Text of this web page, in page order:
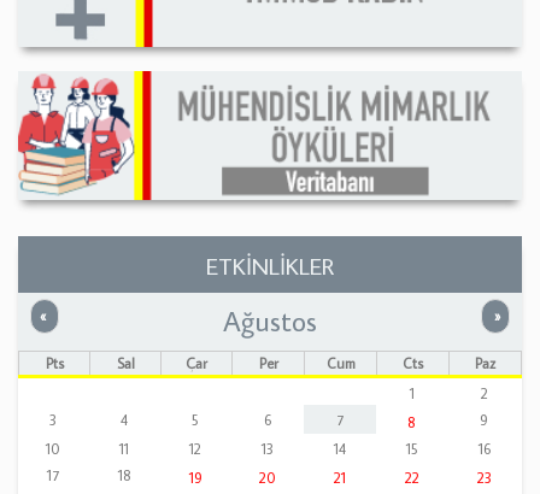
ETKİNLİKLER
« Önceki »
Ağustos
Pts Sal Çar Per Cum Cts
Paz
1
2
3
4 5 6 7 8
9
10
11 12 13 14 15
16
17
18 19 20 21 22
23